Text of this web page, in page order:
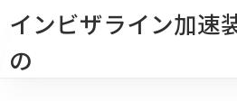
インビザライン加速
の